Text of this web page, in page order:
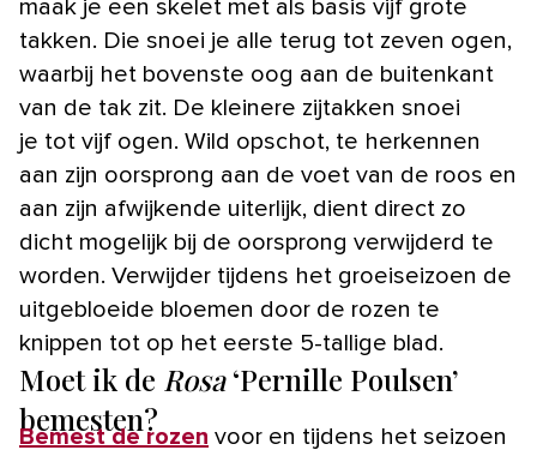
maak je een skelet met als basis vijf grote
takken. Die snoei je alle terug tot zeven ogen,
waarbij het bovenste oog aan de buitenkant
van de tak zit. De kleinere zijtakken snoei
je tot vijf ogen. Wild opschot, te herkennen
aan zijn oorsprong aan de voet van de roos en
aan zijn afwijkende uiterlijk, dient direct zo
dicht mogelijk bij de oorsprong verwijderd te
worden. Verwijder tijdens het groeiseizoen de
uitgebloeide bloemen door de rozen te
knippen tot op het eerste 5-tallige blad.
Moet ik de Rosa‘Pernille Poulsen’
bemesten?
Bemest de rozen voor en tijdens het seizoen